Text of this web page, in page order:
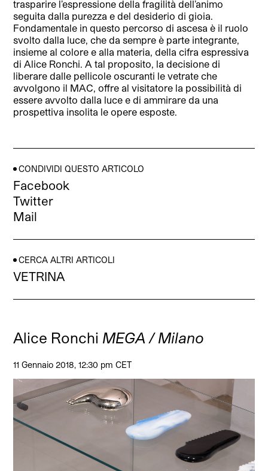
trasparire l’espressione della fragilità dell’animo
seguita dalla purezza e del desiderio di gioia.
Fondamentale in questo percorso di ascesa è il ruolo
svolto dalla luce, che da sempre è parte integrante,
insieme al colore e alla materia, della cifra espressiva
di Alice Ronchi. A tal proposito, la decisione di
liberare dalle pellicole oscuranti le vetrate che
avvolgono il MAC, offre al visitatore la possibilità di
essere avvolto dalla luce e di ammirare da una
prospettiva insolita le opere esposte.
CONDIVIDI QUESTO ARTICOLO
Facebook
Twitter
Mail
CERCA ALTRI ARTICOLI
VETRINA
Alice Ronchi MEGA / Milano
11 Gennaio 2018, 12:30 pm CET